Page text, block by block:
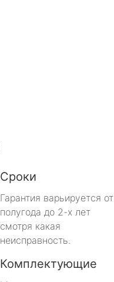
Сроки
Гарантия варьируется от
полугода до 2-х лет
смотря какая
неисправность.
Комплектующие